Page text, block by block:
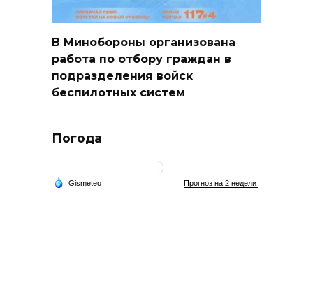
В Минобороны организована
работа по отбору граждан в
подразделения войск
беспилотных систем
Погода